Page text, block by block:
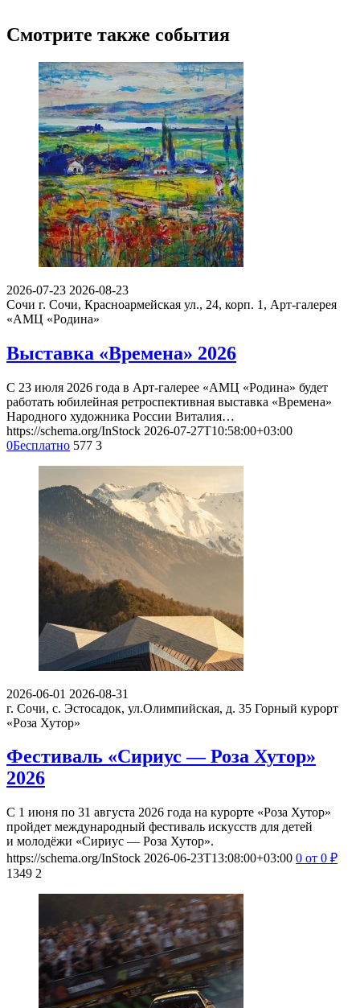
Смотрите также события
2026-07-23 2026-08-23
Сочи г. Сочи, Красноармейская ул., 24, корп. 1, Арт-галерея
«АМЦ «Родина»
Выставка «Времена» 2026
С 23 июля 2026 года в Арт-галерее «АМЦ «Родина» будет
работать юбилейная ретроспективная выставка «Времена»
Народного художника России Виталия…
https://schema.org/InStock 2026-07-27T10:58:00+03:00
0Бесплатно 577 3
2026-06-01 2026-08-31
г. Сочи, с. Эстосадок, ул.Олимпийская, д. 35 Горный курорт
«Роза Хутор»
Фестиваль «Сириус — Роза Хутор»
2026
С 1 июня по 31 августа 2026 года на курорте «Роза Хутор»
пройдет международный фестиваль искусств для детей
и молодёжи «Сириус — Роза Хутор».
https://schema.org/InStock 2026-06-23T13:08:00+03:00 0 от 0 ₽
1349 2